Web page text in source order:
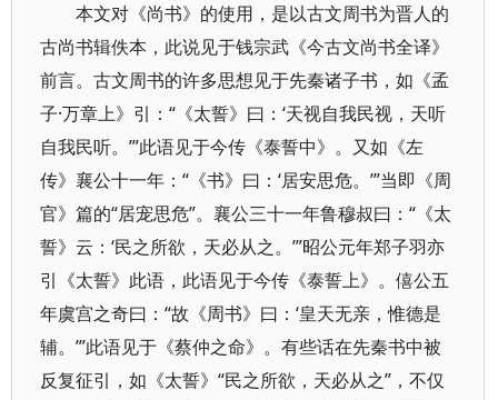
本文对《尚书》的使用，是以古文周书为晋人的
古尚书辑佚本，此说见于钱宗武《今古文尚书全译》
前言。古文周书的许多思想见于先秦诸子书，如《孟
子·万章上》引：“《太誓》曰：‘天视自我民视，天听
自我民听。’”此语见于今传《泰誓中》。又如《左
传》襄公十一年：“《书》曰：‘居安思危。’”当即《周
官》篇的“居宠思危”。襄公三十一年鲁穆叔曰：“《太
誓》云：‘民之所欲，天必从之。’”昭公元年郑子羽亦
引《太誓》此语，此语见于今传《泰誓上》。僖公五
年虞宫之奇曰：“故《周书》曰：‘皇天无亲，惟德是
辅。’”此语见于《蔡仲之命》。有些话在先秦书中被
反复征引，如《太誓》“民之所欲，天必从之”，不仅